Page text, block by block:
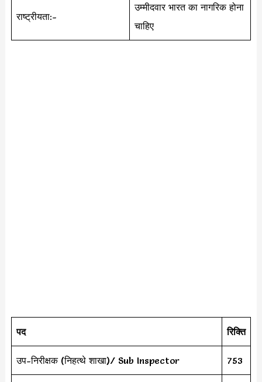
राष्ट्रीयता:-
उम्मीदवार भारत का नागरिक होना
चाहिए
पद रिक्ति
उप-निरीक्षक (निहत्थे शाखा)/ Sub Inspector 753